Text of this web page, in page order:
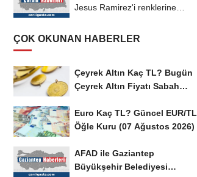
Jesus Ramirez'i renklerine
ÇOK OKUNAN HABERLER
Çeyrek Altın Kaç TL? Bugün
Çeyrek Altın Fiyatı Sabah
Euro Kaç TL? Güncel EUR/TL
Öğle Kuru (07 Ağustos 2026)
AFAD ile Gaziantep
Büyükşehir Belediyesi